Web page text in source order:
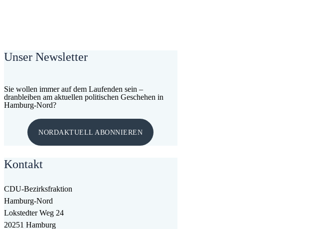
Unser Newsletter
Sie wollen immer auf dem Laufenden sein –
dranbleiben am aktuellen politischen Geschehen in
Hamburg-Nord?
NORDAKTUELL ABONNIEREN
Kontakt
CDU-Bezirksfraktion
Hamburg-Nord
Lokstedter Weg 24
20251 Hamburg